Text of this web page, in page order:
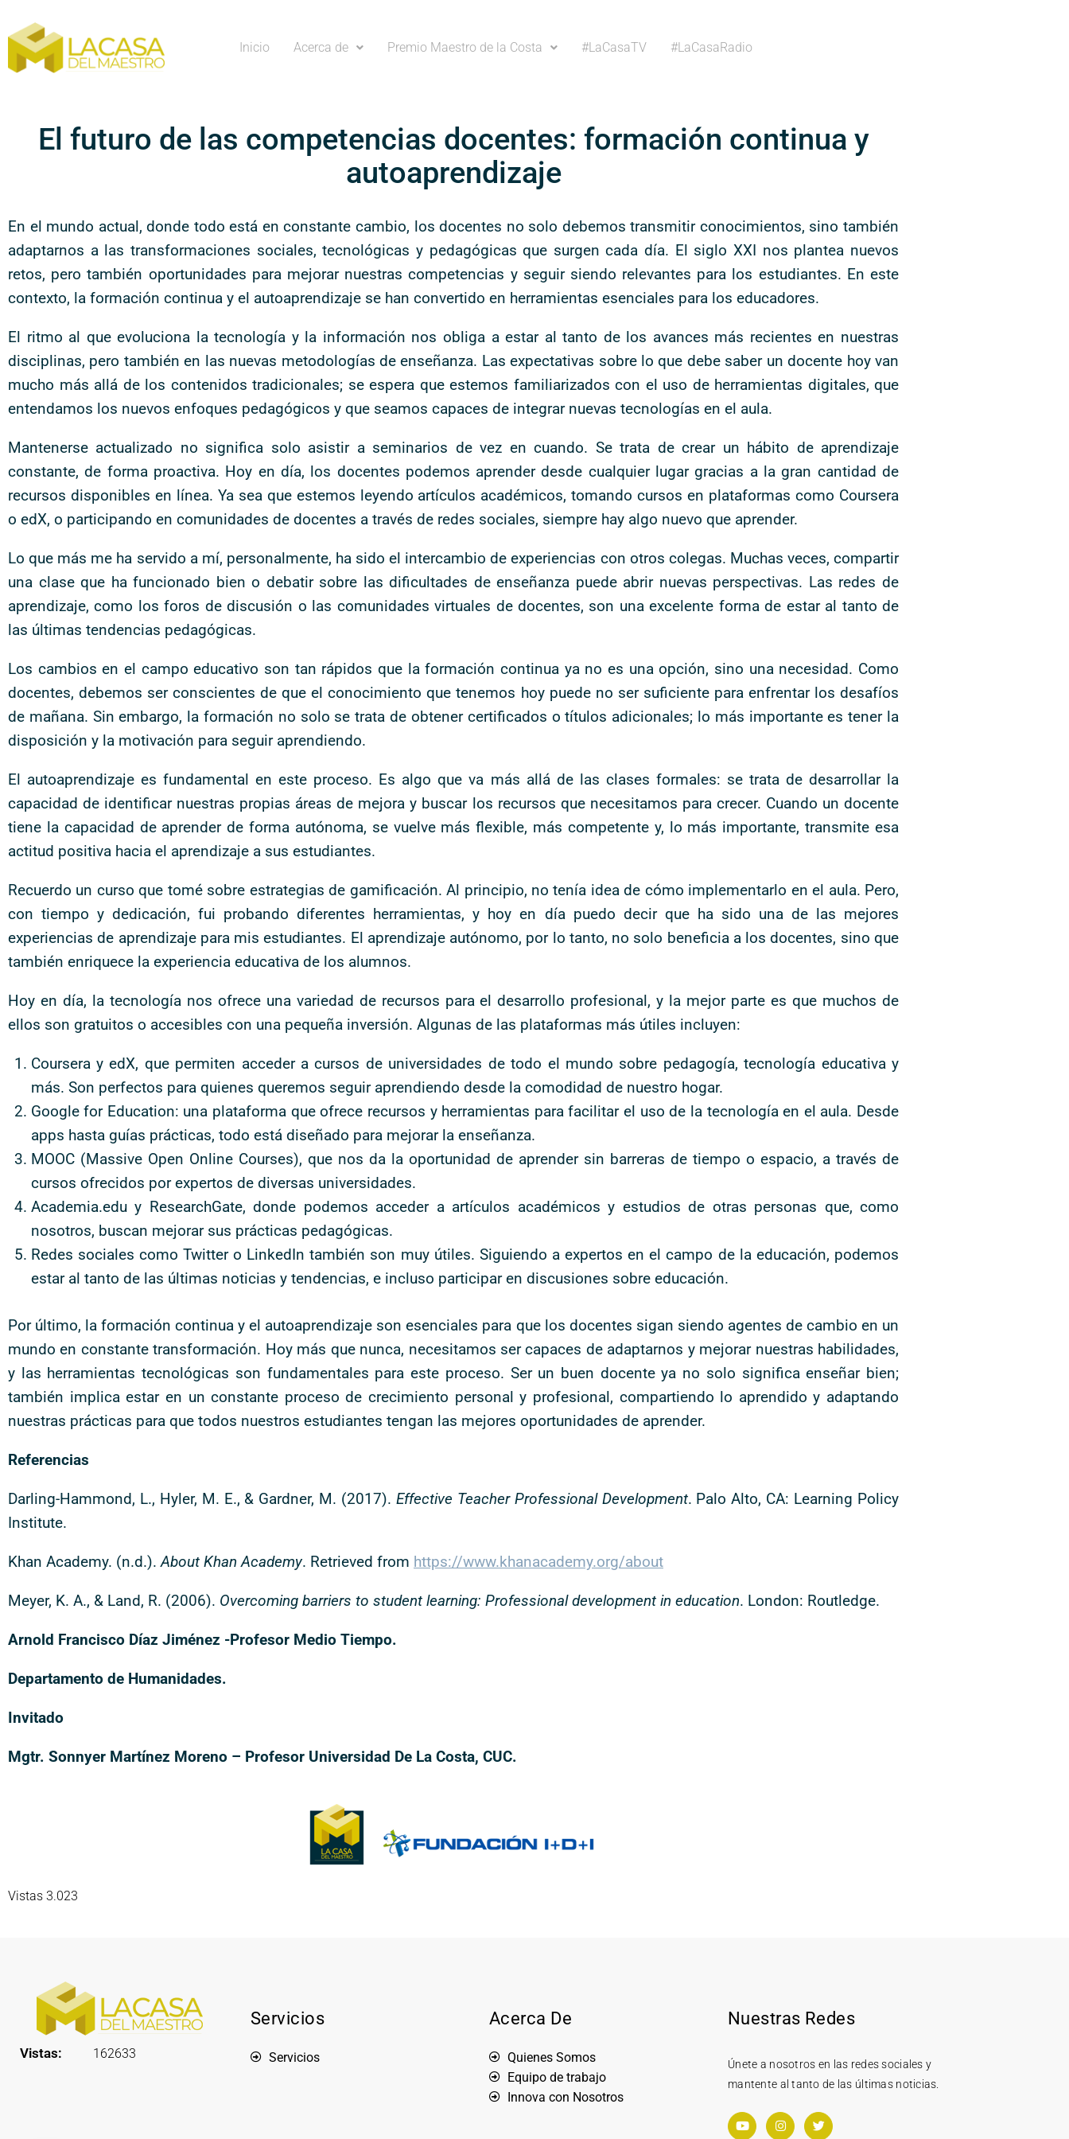
Inicio Acerca de Premio Maestro de la Costa #LaCasaTV #LaCasaRadio
El futuro de las competencias docentes: formación continua y
autoaprendizaje
En el mundo actual, donde todo está en constante cambio, los docentes no solo debemos transmitir conocimientos, sino también
adaptarnos a las transformaciones sociales, tecnológicas y pedagógicas que surgen cada día. El siglo XXI nos plantea nuevos
retos, pero también oportunidades para mejorar nuestras competencias y seguir siendo relevantes para los estudiantes. En este
contexto, la formación continua y el autoaprendizaje se han convertido en herramientas esenciales para los educadores.
El ritmo al que evoluciona la tecnología y la información nos obliga a estar al tanto de los avances más recientes en nuestras
disciplinas, pero también en las nuevas metodologías de enseñanza. Las expectativas sobre lo que debe saber un docente hoy van
mucho más allá de los contenidos tradicionales; se espera que estemos familiarizados con el uso de herramientas digitales, que
entendamos los nuevos enfoques pedagógicos y que seamos capaces de integrar nuevas tecnologías en el aula.
Mantenerse actualizado no significa solo asistir a seminarios de vez en cuando. Se trata de crear un hábito de aprendizaje
constante, de forma proactiva. Hoy en día, los docentes podemos aprender desde cualquier lugar gracias a la gran cantidad de
recursos disponibles en línea. Ya sea que estemos leyendo artículos académicos, tomando cursos en plataformas como Coursera
o edX, o participando en comunidades de docentes a través de redes sociales, siempre hay algo nuevo que aprender.
Lo que más me ha servido a mí, personalmente, ha sido el intercambio de experiencias con otros colegas. Muchas veces, compartir
una clase que ha funcionado bien o debatir sobre las dificultades de enseñanza puede abrir nuevas perspectivas. Las redes de
aprendizaje, como los foros de discusión o las comunidades virtuales de docentes, son una excelente forma de estar al tanto de
las últimas tendencias pedagógicas.
Los cambios en el campo educativo son tan rápidos que la formación continua ya no es una opción, sino una necesidad. Como
docentes, debemos ser conscientes de que el conocimiento que tenemos hoy puede no ser suficiente para enfrentar los desafíos
de mañana. Sin embargo, la formación no solo se trata de obtener certificados o títulos adicionales; lo más importante es tener la
disposición y la motivación para seguir aprendiendo.
El autoaprendizaje es fundamental en este proceso. Es algo que va más allá de las clases formales: se trata de desarrollar la
capacidad de identificar nuestras propias áreas de mejora y buscar los recursos que necesitamos para crecer. Cuando un docente
tiene la capacidad de aprender de forma autónoma, se vuelve más flexible, más competente y, lo más importante, transmite esa
actitud positiva hacia el aprendizaje a sus estudiantes.
Recuerdo un curso que tomé sobre estrategias de gamificación. Al principio, no tenía idea de cómo implementarlo en el aula. Pero,
con tiempo y dedicación, fui probando diferentes herramientas, y hoy en día puedo decir que ha sido una de las mejores
experiencias de aprendizaje para mis estudiantes. El aprendizaje autónomo, por lo tanto, no solo beneficia a los docentes, sino que
también enriquece la experiencia educativa de los alumnos.
Hoy en día, la tecnología nos ofrece una variedad de recursos para el desarrollo profesional, y la mejor parte es que muchos de
ellos son gratuitos o accesibles con una pequeña inversión. Algunas de las plataformas más útiles incluyen:
Coursera y edX, que permiten acceder a cursos de universidades de todo el mundo sobre pedagogía, tecnología educativa y
más. Son perfectos para quienes queremos seguir aprendiendo desde la comodidad de nuestro hogar.
Google for Education: una plataforma que ofrece recursos y herramientas para facilitar el uso de la tecnología en el aula. Desde
apps hasta guías prácticas, todo está diseñado para mejorar la enseñanza.
MOOC (Massive Open Online Courses), que nos da la oportunidad de aprender sin barreras de tiempo o espacio, a través de
cursos ofrecidos por expertos de diversas universidades.
Academia.edu y ResearchGate, donde podemos acceder a artículos académicos y estudios de otras personas que, como
nosotros, buscan mejorar sus prácticas pedagógicas.
Redes sociales como Twitter o LinkedIn también son muy útiles. Siguiendo a expertos en el campo de la educación, podemos
estar al tanto de las últimas noticias y tendencias, e incluso participar en discusiones sobre educación.
Por último, la formación continua y el autoaprendizaje son esenciales para que los docentes sigan siendo agentes de cambio en un
mundo en constante transformación. Hoy más que nunca, necesitamos ser capaces de adaptarnos y mejorar nuestras habilidades,
y las herramientas tecnológicas son fundamentales para este proceso. Ser un buen docente ya no solo significa enseñar bien;
también implica estar en un constante proceso de crecimiento personal y profesional, compartiendo lo aprendido y adaptando
nuestras prácticas para que todos nuestros estudiantes tengan las mejores oportunidades de aprender.
Referencias
Darling-Hammond, L., Hyler, M. E., & Gardner, M. (2017). Effective Teacher Professional Development. Palo Alto, CA: Learning Policy
Institute.
Khan Academy. (n.d.). About Khan Academy. Retrieved from https://www.khanacademy.org/about
Meyer, K. A., & Land, R. (2006). Overcoming barriers to student learning: Professional development in education. London: Routledge.
Arnold Francisco Díaz Jiménez -Profesor Medio Tiempo.
Departamento de Humanidades.
Invitado
Mgtr. Sonnyer Martínez Moreno – Profesor Universidad De La Costa, CUC.
Vistas 3.023
Vistas: 162633
Servicios
Servicios
Acerca De
Quienes Somos
Equipo de trabajo
Innova con Nosotros
Nuestras Redes
Únete a nosotros en las redes sociales y
mantente al tanto de las últimas noticias.